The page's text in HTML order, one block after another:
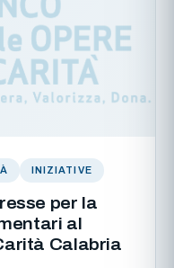
INIZIATIVE
per la
al
Calabria